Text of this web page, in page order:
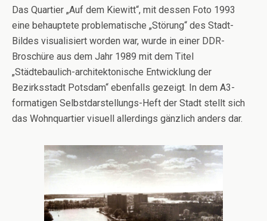
Das Quartier „Auf dem Kiewitt“, mit dessen Foto 1993
eine behauptete problematische „Störung“ des Stadt-
Bildes visualisiert worden war, wurde in einer DDR-
Broschüre aus dem Jahr 1989 mit dem Titel
„Städtebaulich-architektonische Entwicklung der
Bezirksstadt Potsdam“ ebenfalls gezeigt. In dem A3-
formatigen Selbstdarstellungs-Heft der Stadt stellt sich
das Wohnquartier visuell allerdings gänzlich anders dar.